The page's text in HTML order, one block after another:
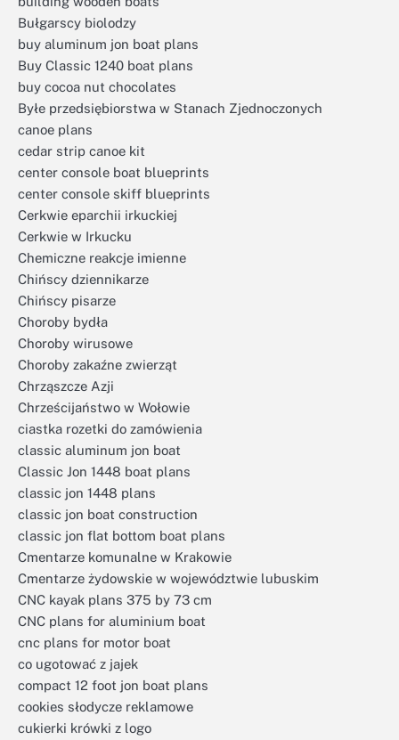
Bułgarscy biolodzy
buy aluminum jon boat plans
Buy Classic 1240 boat plans
buy cocoa nut chocolates
Byłe przedsiębiorstwa w Stanach Zjednoczonych
canoe plans
cedar strip canoe kit
center console boat blueprints
center console skiff blueprints
Cerkwie eparchii irkuckiej
Cerkwie w Irkucku
Chemiczne reakcje imienne
Chińscy dziennikarze
Chińscy pisarze
Choroby bydła
Choroby wirusowe
Choroby zakaźne zwierząt
Chrząszcze Azji
Chrześcijaństwo w Wołowie
ciastka rozetki do zamówienia
classic aluminum jon boat
Classic Jon 1448 boat plans
classic jon 1448 plans
classic jon boat construction
classic jon flat bottom boat plans
Cmentarze komunalne w Krakowie
Cmentarze żydowskie w województwie lubuskim
CNC kayak plans 375 by 73 cm
CNC plans for aluminium boat
cnc plans for motor boat
co ugotować z jajek
compact 12 foot jon boat plans
cookies słodycze reklamowe
cukierki krówki z logo